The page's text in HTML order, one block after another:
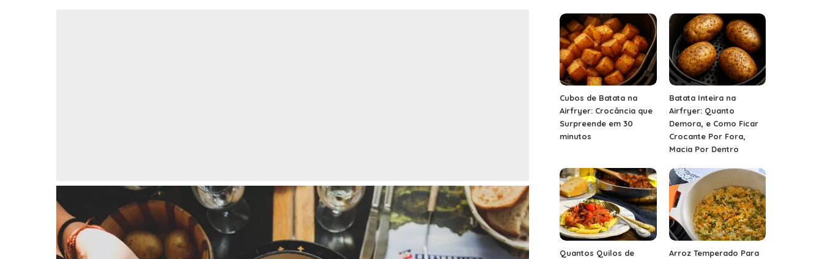
Cubos de Batata na
Airfryer: Crocância que
Surpreende em 30
minutos
Batata Inteira na
Airfryer: Quanto
Demora, e Como Ficar
Crocante Por Fora,
Macia Por Dentro
Quantos Quilos de
Arroz Temperado Para